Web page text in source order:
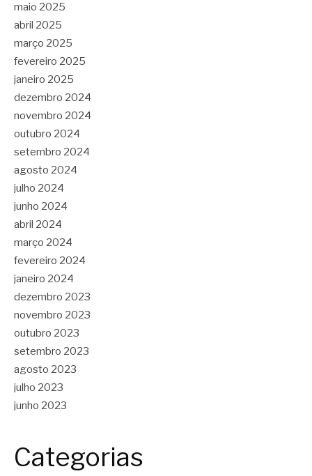
maio 2025
abril 2025
março 2025
fevereiro 2025
janeiro 2025
dezembro 2024
novembro 2024
outubro 2024
setembro 2024
agosto 2024
julho 2024
junho 2024
abril 2024
março 2024
fevereiro 2024
janeiro 2024
dezembro 2023
novembro 2023
outubro 2023
setembro 2023
agosto 2023
julho 2023
junho 2023
Categorias